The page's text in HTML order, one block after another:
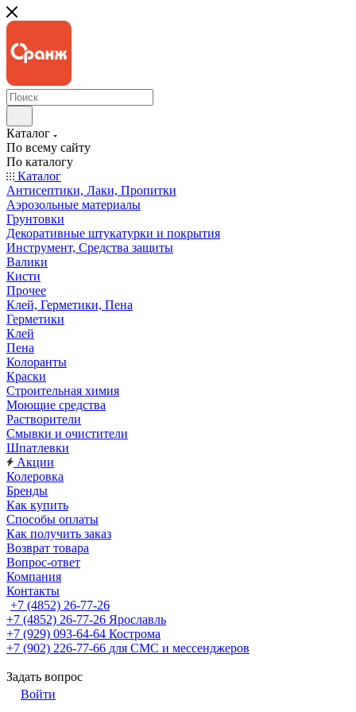
Каталог
По всему сайту
По каталогу
Каталог
Антисептики, Лаки, Пропитки
Аэрозольные материалы
Грунтовки
Декоративные штукатурки и покрытия
Инструмент, Средства защиты
Валики
Кисти
Прочее
Клей, Герметики, Пена
Герметики
Клей
Пена
Колоранты
Краски
Строительная химия
Моющие средства
Растворители
Смывки и очистители
Шпатлевки
Акции
Колеровка
Бренды
Как купить
Способы оплаты
Как получить заказ
Возврат товара
Вопрос-ответ
Компания
Контакты
+7 (4852) 26-77-26
+7 (4852) 26-77-26 Ярославль
+7 (929) 093-64-64 Кострома
+7 (902) 226-77-66 для СМС и мессенджеров
Задать вопрос
Войти